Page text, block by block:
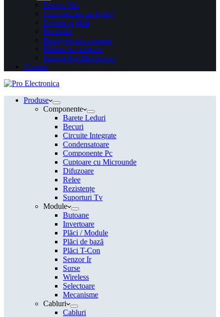
Despre Noi
Cum descarc un fişier?
Livrare și plată
Returnări
Retragere din contract
Părerea ta contează
Susține Pro Electronica
Contact
Produse
Componente
Barete Leduri
Becuri
Circuite Integrate
Condensatoare
Componente Pc
Cuptoare cu Microunde
Difuzoare
Relee
Rezistențe
Suporturi Tv
Module
Butoane
Invertoare
Plăci / Module
Plăci de bază
Plăci T-Con
Senzor Ir
Surse
Wireless
Selectoare
Mecanisme
Cabluri
Cabluri